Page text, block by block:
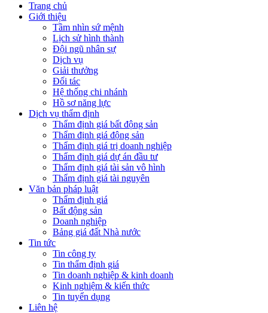
Trang chủ
Giới thiệu
Tầm nhìn sứ mệnh
Lịch sử hình thành
Đội ngũ nhân sự
Dịch vụ
Giải thưởng
Đối tác
Hệ thống chi nhánh
Hồ sơ năng lực
Dịch vụ thẩm định
Thẩm định giá bất động sản
Thẩm định giá động sản
Thẩm định giá trị doanh nghiệp
Thẩm định giá dự án đầu tư
Thẩm định giá tài sản vô hình
Thẩm định giá tài nguyên
Văn bản pháp luật
Thẩm định giá
Bất động sản
Doanh nghiệp
Bảng giá đất Nhà nước
Tin tức
Tin công ty
Tin thẩm định giá
Tin doanh nghiệp & kinh doanh
Kinh nghiệm & kiến thức
Tin tuyển dụng
Liên hệ